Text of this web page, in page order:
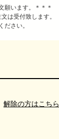
願います。＊＊＊
は受付致します。
さい。
解除の方はこちら